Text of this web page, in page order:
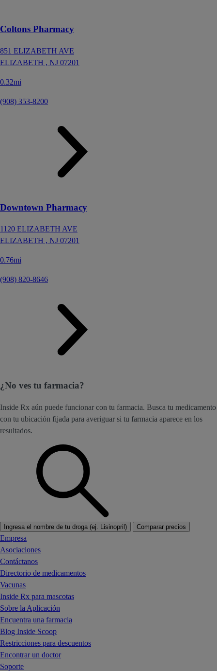
Coltons Pharmacy
851 ELIZABETH AVE
ELIZABETH , NJ 07201
0.32mi
(908) 353-8200
Downtown Pharmacy
1120 ELIZABETH AVE
ELIZABETH , NJ 07201
0.76mi
(908) 820-8646
¿No ves tu farmacia?
Inside Rx aún puede funcionar con tu farmacia. Busca tu medicamento
con tu ubicación fijada para averiguar si tu farmacia aparece en los
resultados.
Ingresa el nombre de tu droga (ej. Lisinopril) Comparar precios
Empresa
Asociaciones
Contáctanos
Directorio de medicamentos
Vacunas
Inside Rx para mascotas
Sobre la Aplicación
Encuentra una farmacia
Blog Inside Scoop
Restricciones para descuentos
Encontrar un doctor
Soporte